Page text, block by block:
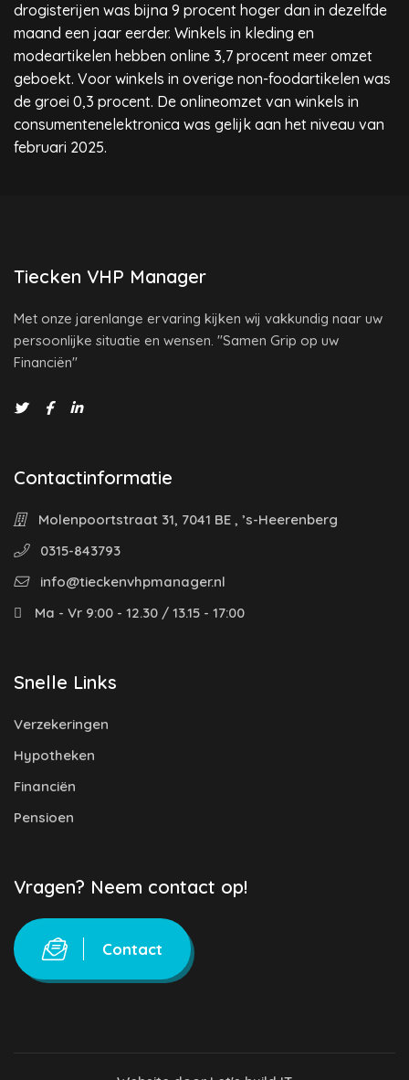
drogisterijen was bijna 9 procent hoger dan in dezelfde
maand een jaar eerder. Winkels in kleding en
modeartikelen hebben online 3,7 procent meer omzet
geboekt. Voor winkels in overige non-foodartikelen was
de groei 0,3 procent. De onlineomzet van winkels in
consumentenelektronica was gelijk aan het niveau van
februari 2025.
Tiecken VHP Manager
Met onze jarenlange ervaring kijken wij vakkundig naar uw
persoonlijke situatie en wensen. "Samen Grip op uw
Financiën"
Contactinformatie
Molenpoortstraat 31, 7041 BE , ’s-Heerenberg
0315-843793
info@tieckenvhpmanager.nl
Ma - Vr 9:00 - 12.30 / 13.15 - 17:00
Snelle Links
Verzekeringen
Hypotheken
Financiën
Pensioen
Vragen? Neem contact op!
Contact